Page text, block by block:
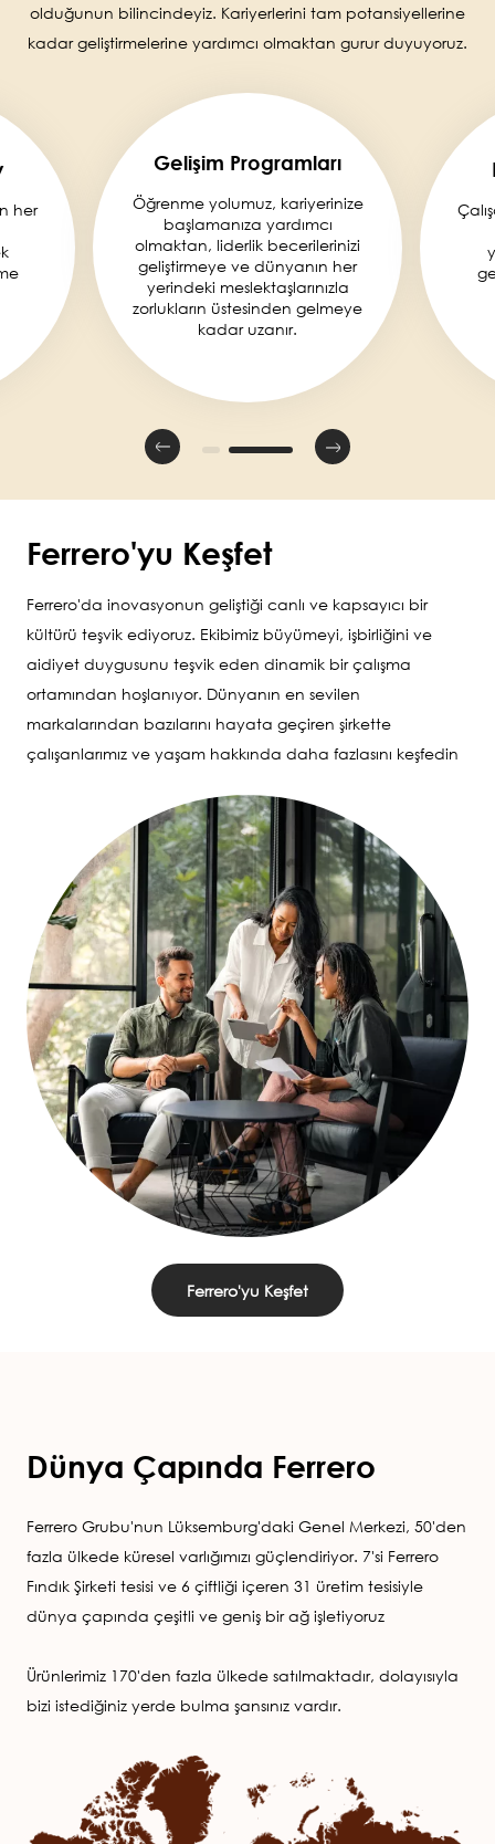
olduğunun bilincindeyiz. Kariyerlerini tam potansiyellerine
kadar geliştirmelerine yardımcı olmaktan gurur duyuyoruz.
her
Gelişim Programları
Öğrenme yolumuz, kariyerinize
başlamanıza yardımcı
olmaktan, liderlik becerilerinizi
geliştirmeye ve dünyanın her
yerindeki meslektaşlarınızla
zorlukların üstesinden gelmeye
kadar uzanır.
Ferrero'yu Keşfet
Ferrero'da inovasyonun geliştiği canlı ve kapsayıcı bir
kültürü teşvik ediyoruz. Ekibimiz büyümeyi, işbirliğini ve
aidiyet duygusunu teşvik eden dinamik bir çalışma
ortamından hoşlanıyor. Dünyanın en sevilen
markalarından bazılarını hayata geçiren şirkette
çalışanlarımız ve yaşam hakkında daha fazlasını keşfedin
Ferrero'yu Keşfet
Dünya Çapında Ferrero
Ferrero Grubu'nun Lüksemburg'daki Genel Merkezi, 50'den
fazla ülkede küresel varlığımızı güçlendiriyor. 7'si Ferrero
Fındık Şirketi tesisi ve 6 çiftliği içeren 31 üretim tesisiyle
dünya çapında çeşitli ve geniş bir ağ işletiyoruz
Ürünlerimiz 170'den fazla ülkede satılmaktadır, dolayısıyla
bizi istediğiniz yerde bulma şansınız vardır.